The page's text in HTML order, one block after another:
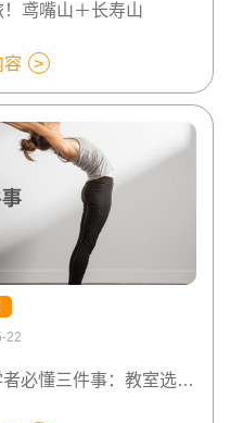
鸢嘴山＋长寿山
容
22
【文山区瑜珈体验】瑜珈初学者必懂三件事：教室选择、课程认识、课前准备